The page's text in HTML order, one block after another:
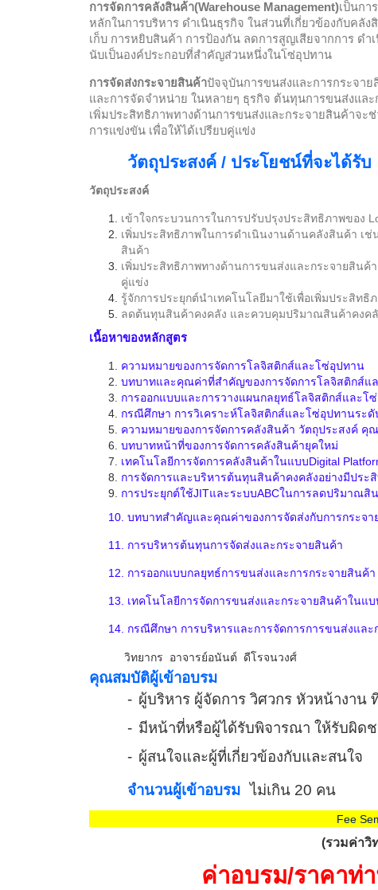
การจัดการคลังสินค้า(Warehouse Management)เป็นกา
หลักในการบริหาร ดำเนินธุรกิจ ในส่วนที่เกี่ยวข้องกับคลั
เก็บ การหยิบสินค้า การป้องกัน ลดการสูญเสียจากการ ด
นับเป็นองค์ประกอบที่สำคัญส่วนหนึ่งในโซ่อุปทาน
การจัดส่งกระจายสินค้าปัจจุบันการขนส่งและการกระจา
และการจัดจำหน่าย ในหลายๆ ธุรกิจ ต้นทุนการขนส่งแ
เพิ่มประสิทธิภาพทางด้านการขนส่งและกระจายสินค้าจ
การแข่งขัน เพื่อให้ได้เปรียบคู่แข่ง
วัตถุประสงค์ / ประโยชน์ที่จะได้รับ
วัตถุประสงค์
เข้าใจกระบวนการในการปรับปรุงประสิทธิภาพของ
เพิ่มประสิทธิภาพในการดำเนินงานด้านคลังสินค้า เ
สินค้า
เพิ่มประสิทธิภาพทางด้านการขนส่งและกระจายสินค้
คู่แข่ง
รู้จักการประยุกต์นำเทคโนโลยีมาใช้เพื่อเพิ่มประสิทธิ
ลดต้นทุนสินค้าคงคลัง และควบคุมปริมาณสินค้าคงคลั
เนื้อหาของหลักสูตร
ความหมายของการจัดการโลจิสติกส์และโซ่อุปทาน
บทบาทและคุณค่าที่สำคัญของการจัดการโลจิสติกส์แ
การออกแบบและการวางแผนกลยุทธ์โลจิสติกส์และโ
กรณีศึกษา การวิเคราะห์โลจิสติกส์และโซ่อุปทานระ
ความหมายของการจัดการคลังสินค้า วัตถุประสงค์
บทบาทหน้าที่ของการจัดการคลังสินค้ายุคใหม่
เทคโนโลยีการจัดการคลังสินค้าในแบบDigital
การจัดการและบริหารต้นทุนสินค้าคงคลังอย่างมีประ
การประยุกต์ใช้JITและระบบABCในการลดปริมาณสิ
10. บทบาทสำคัญและคุณค่าของการจัดส่งกับการกระจา
11. การบริหารต้นทุนการจัดส่งและกระจายสินค้า
12. การออกแบบกลยุทธ์การขนส่งและการกระจายสินค้า
13. เทคโนโลยีการจัดการขนส่งและกระจายสินค้าในแบ
14. กรณีศึกษา การบริหารและการจัดการการขนส่งและ
วิทยากร อาจารย์อนันต์ ดีโรจนวงศ์
คุณสมบัติผู้เข้าอบรม
- ผู้บริหาร ผู้จัดการ วิศวกร หัวหน้างาน
- มีหน้าที่หรือผู้ได้รับพิจารณา ให้รับผิด
- ผู้สนใจและผู้ที่เกี่ยวข้องกับและสนใจ
จำนวนผู้เข้าอบรม ไม่เกิน 20 คน
Fee
(รวมค่าวิ
ค่าอบรม/ราคาท่